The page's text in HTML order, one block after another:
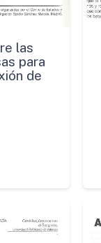
las
para
de